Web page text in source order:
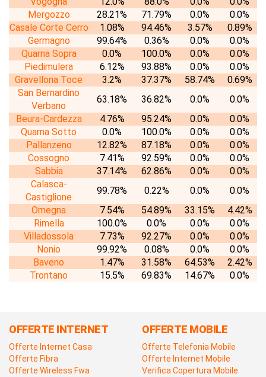
Mergozzo
28.21% 71.79% 0.0%
0.0%
Casale Corte Cerro
1.08% 94.46% 3.57%
0.89%
Germagno
99.64% 0.36% 0.0%
0.0%
Quarna Sopra
0.0% 100.0% 0.0%
0.0%
Piedimulera
6.12% 93.88% 0.0%
0.0%
Gravellona Toce
3.2% 37.37% 58.74%
0.69%
San Bernardino
Verbano
63.18% 36.82% 0.0%
0.0%
Beura-Cardezza
4.76% 95.24% 0.0%
0.0%
Quarna Sotto
0.0% 100.0% 0.0%
0.0%
Pallanzeno
12.82% 87.18% 0.0%
0.0%
Cossogno
7.41% 92.59% 0.0%
0.0%
Sabbia
37.14% 62.86% 0.0%
0.0%
Calasca-
Castiglione
99.78% 0.22% 0.0%
0.0%
Omegna
7.54% 54.89% 33.15%
4.42%
Rimella
100.0% 0.0% 0.0%
0.0%
Villadossola
7.73% 92.27% 0.0%
0.0%
Nonio
99.92% 0.08% 0.0%
0.0%
Baveno
1.47% 31.58% 64.53%
2.42%
Trontano
15.5% 69.83% 14.67% 0.0%
OFFERTE INTERNET
Offerte Internet Casa
Offerte Fibra
Offerte Wireless Fwa
OFFERTE MOBILE
Offerte Telefonia Mobile
Offerte Internet Mobile
Verifica Copertura Mobile